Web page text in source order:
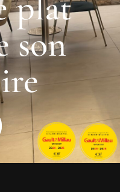
son
ire